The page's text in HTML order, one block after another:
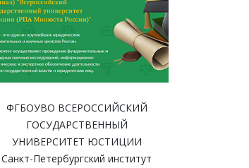
ФГБОУВО ВСЕРОССИЙСКИЙ
ГОСУДАРСТВЕННЫЙ
УНИВЕРСИТЕТ ЮСТИЦИИ
Санкт-Петербургский институт